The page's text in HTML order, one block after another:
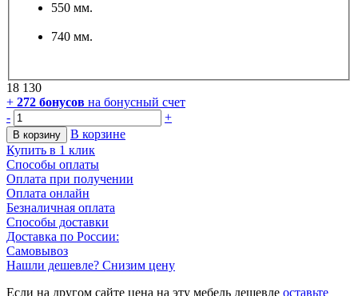
550 мм.
740 мм.
18 130
+ 272 бонусов на бонусный счет
-
+
В корзину
В корзине
Купить в 1 клик
Способы оплаты
Оплата при получении
Оплата онлайн
Безналичная оплата
Способы доставки
Доставка по России:
Самовывоз
Нашли дешевле? Снизим цену
Если на другом сайте цена на эту мебель дешевле оставьте